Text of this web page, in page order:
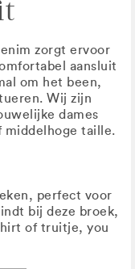
zorgt ervoor
aansluit
om het been,
Wij zijn
dames
middelhoge taille.
perfect voor
bij deze broek,
of truitje, you